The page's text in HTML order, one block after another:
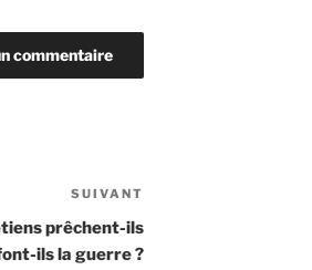
suivant
SUIVANT
prêchent-ils
ils la guerre ?